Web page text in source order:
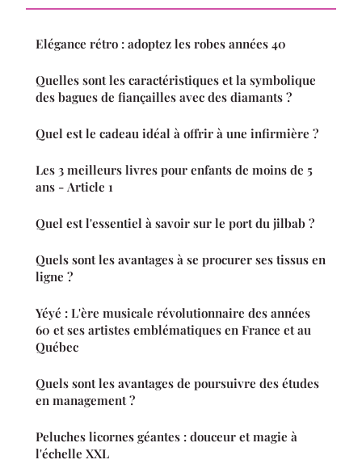
Elégance rétro : adoptez les robes années 40
Quelles sont les caractéristiques et la symbolique
des bagues de fiançailles avec des diamants ?
Quel est le cadeau idéal à offrir à une infirmière ?
Les 3 meilleurs livres pour enfants de moins de 5
ans - Article 1
Quel est l'essentiel à savoir sur le port du jilbab ?
Quels sont les avantages à se procurer ses tissus en
ligne ?
Yéyé : L'ère musicale révolutionnaire des années
60 et ses artistes emblématiques en France et au
Québec
Quels sont les avantages de poursuivre des études
en management ?
Peluches licornes géantes : douceur et magie à
l'échelle XXL